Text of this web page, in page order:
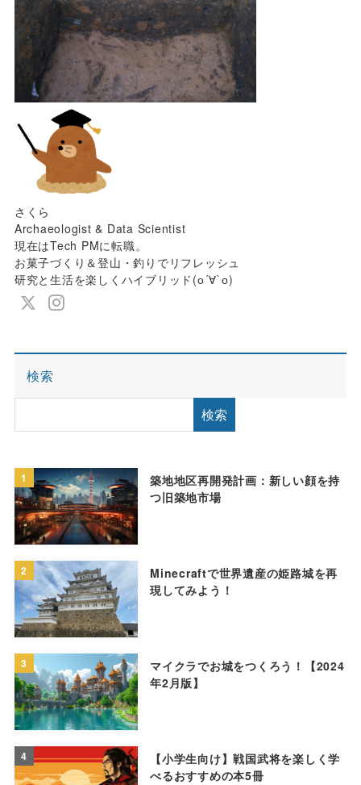
さくら
Archaeologist & Data Scientist
現在はTech PMに転職。
お菓子づくり＆登山・釣りでリフレッシュ
研究と生活を楽しくハイブリッド(о´∀`о)
検索
検索
1
築地地区再開発計画：新しい顔を持
つ旧築地市場
2
Minecraftで世界遺産の姫路城を再
現してみよう！
3
マイクラでお城をつくろう！【2024
年2月版】
4
【小学生向け】戦国武将を楽しく学
べるおすすめの本5冊